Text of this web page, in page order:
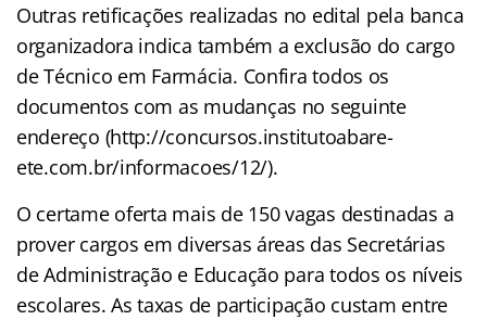
Outras retificações realizadas no edital pela banca
organizadora indica também a exclusão do cargo
de Técnico em Farmácia. Confira todos os
documentos com as mudanças no seguinte
endereço (http://concursos.institutoabare-
ete.com.br/informacoes/12/).
O certame oferta mais de 150 vagas destinadas a
prover cargos em diversas áreas das Secretárias
de Administração e Educação para todos os níveis
escolares. As taxas de participação custam entre